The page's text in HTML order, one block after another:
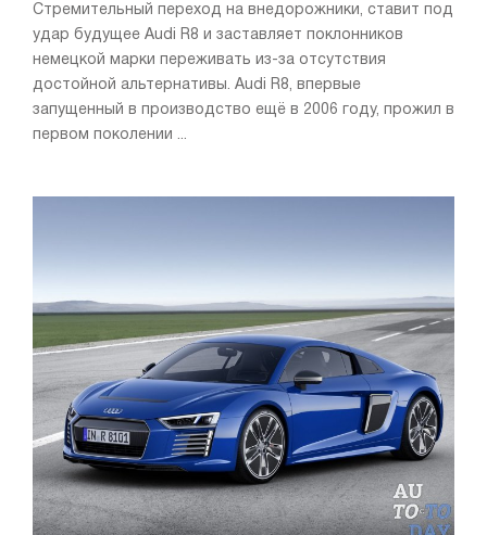
Стремительный переход на внедорожники, ставит под
удар будущее Audi R8 и заставляет поклонников
немецкой марки переживать из-за отсутствия
достойной альтернативы. Audi R8, впервые
запущенный в производство ещё в 2006 году, прожил в
первом поколении ...